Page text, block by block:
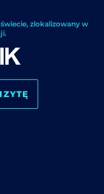
zlokalizowany w